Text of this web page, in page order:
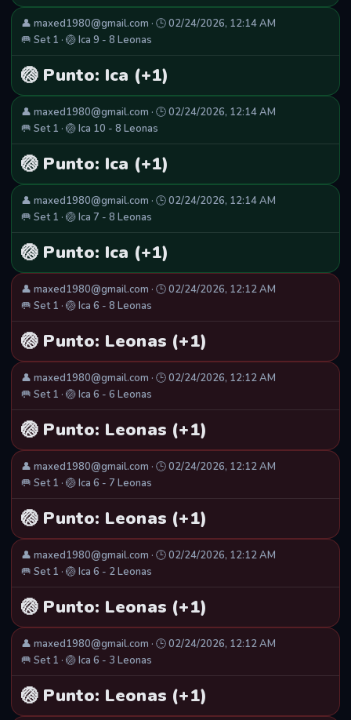
👤 maxed1980@gmail.com · 🕒 02/24/2026, 12:14 AM
🥅 Set 1 · 🏐 Ica 9 - 8 Leonas
🏐 Punto: Ica (+1)
👤 maxed1980@gmail.com · 🕒 02/24/2026, 12:14 AM
🥅 Set 1 · 🏐 Ica 10 - 8 Leonas
🏐 Punto: Ica (+1)
👤 maxed1980@gmail.com · 🕒 02/24/2026, 12:14 AM
🥅 Set 1 · 🏐 Ica 7 - 8 Leonas
🏐 Punto: Ica (+1)
👤 maxed1980@gmail.com · 🕒 02/24/2026, 12:12 AM
🥅 Set 1 · 🏐 Ica 6 - 8 Leonas
🏐 Punto: Leonas (+1)
👤 maxed1980@gmail.com · 🕒 02/24/2026, 12:12 AM
🥅 Set 1 · 🏐 Ica 6 - 6 Leonas
🏐 Punto: Leonas (+1)
👤 maxed1980@gmail.com · 🕒 02/24/2026, 12:12 AM
🥅 Set 1 · 🏐 Ica 6 - 7 Leonas
🏐 Punto: Leonas (+1)
👤 maxed1980@gmail.com · 🕒 02/24/2026, 12:12 AM
🥅 Set 1 · 🏐 Ica 6 - 2 Leonas
🏐 Punto: Leonas (+1)
👤 maxed1980@gmail.com · 🕒 02/24/2026, 12:12 AM
🥅 Set 1 · 🏐 Ica 6 - 3 Leonas
🏐 Punto: Leonas (+1)